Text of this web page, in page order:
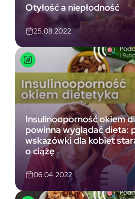
Otyłość a niepłodność
25.08.2022
Insulinooporność okiem
powinna wyglądać dieta:
wskazówki dla kobiet
o ciążę
06.04.2022